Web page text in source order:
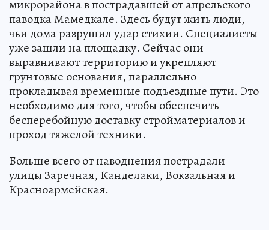
микрорайона в пострадавшей от апрельского
паводка Мамедкале. Здесь будут жить люди,
чьи дома разрушил удар стихии. Специалисты
уже зашли на площадку. Сейчас они
выравнивают территорию и укрепляют
грунтовые основания, параллельно
прокладывая временные подъездные пути. Это
необходимо для того, чтобы обеспечить
бесперебойную доставку стройматериалов и
проход тяжелой техники.
Больше всего от наводнения пострадали
улицы Заречная, Канделаки, Вокзальная и
Красноармейская.